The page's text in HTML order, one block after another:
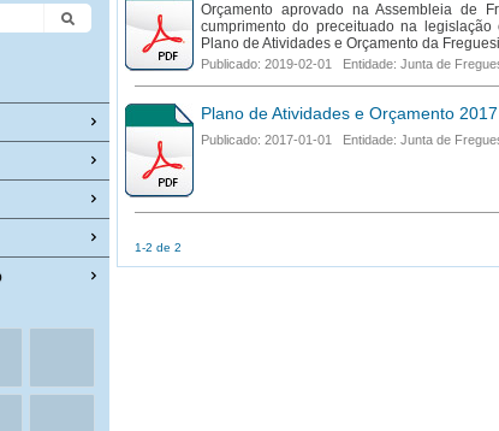
Orçamento aprovado na Assembleia de
cumprimento do preceituado na
Plano de Atividades e Orçamento da
Publicado: 2019-02-01 Entidade: Junta de
Plano de Atividades e Orçamento 2017
Publicado: 2017-01-01 Entidade: Junta de
1-2 de 2